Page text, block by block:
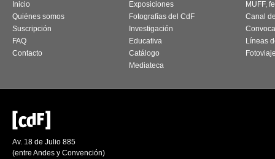
Inicio
Quiénes somos
Suscripción
FAQ
Contacto
Exposiciones
Fotografías del CdF
Investigación
Educativa
Catálogo
Mediateca
MUFF,
Canal
Líneas
Av. 18 de Julio 885
(entre Andes y Convención)